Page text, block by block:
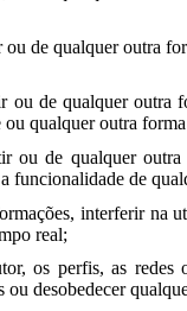
de qualquer outra
de qualquer outra
qualquer outra
ou de qualquer
funcionalidade de
interferir na
real;
os perfis, as redes
desobedecer